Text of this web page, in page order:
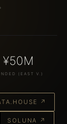
¥50M
(EAST V.)
↗
SOLUNA ↗